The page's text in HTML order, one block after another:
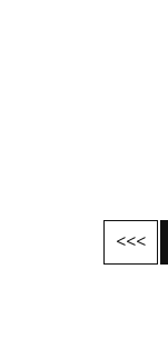
<<<